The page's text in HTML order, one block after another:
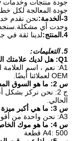
جودة المعالجة لكل
3-الخدمة:
وجدت أي مشكلة.سنجد
4.المنتج:
لدينا ثقة في
5. التعليمات:
Q1: هل لديك علامتك التجارية الخاصة؟
OEM لعملائنا أيضًا.
س 2: ما هو السوق المستهدف؟
ج 2: نحن نركز بشكل
الحالي.
س 3: ما هي أكبر ميزة مقارنة بالمنافسين؟
A3: نحن واحدة من أقوى موردي أدوات القطع HSS في الصين.
س 4: ما هو موك الخاص بك؟
A4: 500 قطعة